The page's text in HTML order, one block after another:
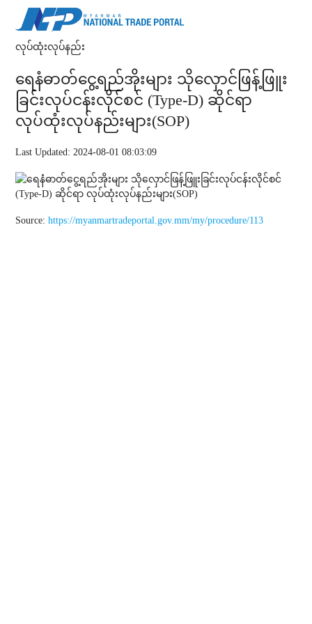
လုပ်ထုံးလုပ်နည်း
ရေနံဓာတ်ငွေ့ရည်အိုးများ သိုလှောင်ဖြန့်ဖြူး
ခြင်းလုပ်ငန်းလိုင်စင် (Type-D) ဆိုင်ရာ
လုပ်ထုံးလုပ်နည်းများ(SOP)
Last Updated: 2024-08-01 08:03:09
Source:https://myanmartradeportal.gov.mm/my/procedure/113